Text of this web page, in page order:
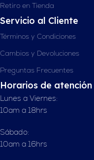
Retiro en Tienda
Servicio al Cliente
Términos y Condiciones
Cambios y Devoluciones
Preguntas Frecuentes
Horarios de atención
Lunes a Viernes:
10am a 18hrs
Sábado:
10am a 16hrs